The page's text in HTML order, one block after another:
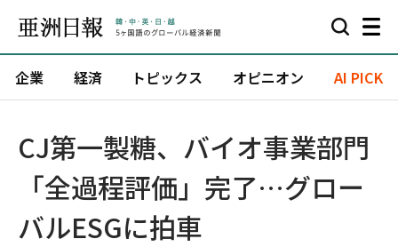
企業 経済 トピックス オピニオン AI PICK
CJ第一製糖、バイオ事業部門
「全過程評価」完了…グロー
バルESGに拍車